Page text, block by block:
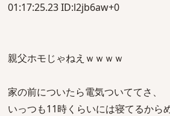
01:17:25.23 ID:l2jb6aw+0
親父ホモじゃねえｗｗｗｗ
家の前についたら電気ついててさ、
いっつも11時くらいには寝てるから